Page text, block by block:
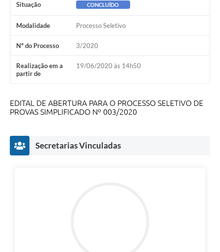
Situação CONCLUÍDO
Modalidade Processo Seletivo
Nº do Processo 3/2020
Realização em a
partir de
19/06/2020 às 14h50
EDITAL DE ABERTURA PARA O PROCESSO SELETIVO DE
PROVAS SIMPLIFICADO Nº 003/2020
Secretarias Vinculadas